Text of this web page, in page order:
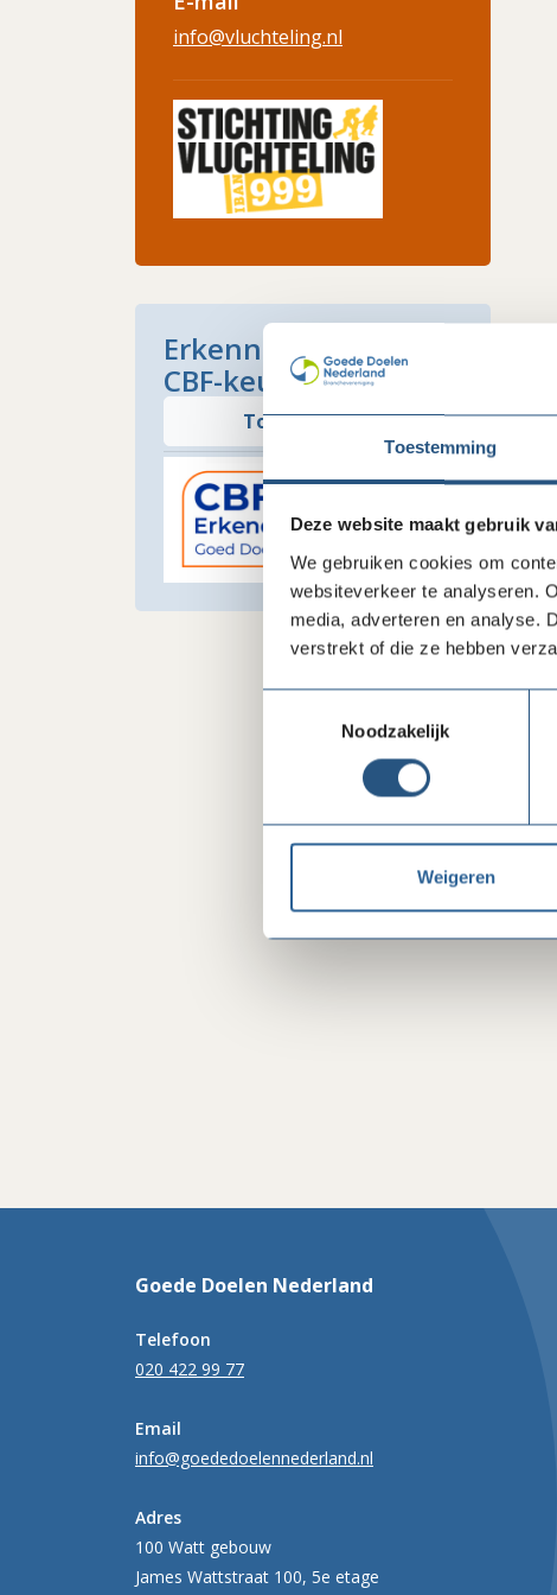
Toestemming
Deze website maakt gebruik
We gebruiken cookies om
websiteverkeer te analyseren.
media, adverteren en analyse.
verstrekt of die ze hebben
Noodzakelijk
Weigeren
info@vluchteling.nl
Erkenningspaspoort
CBF-keurmerk
Toon paspoort
Goede Doelen Nederland
Telefoon
020 422 99 77
Email
info@goededoelennederland.nl
Adres
100 Watt gebouw
James Wattstraat 100, 5e etage